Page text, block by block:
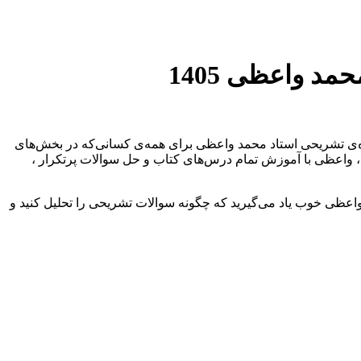
واعظی 1405
تشریحی استاد محمد واعظی برای همه‌ی کسانی‌که در بخش‌های
واعظی با آموزش تمام درس‌های کتاب و حل سوالات پرتکرار ،
خوب یاد می‌گیرید که چگونه سوالات تشریحی را تحلیل کنید و